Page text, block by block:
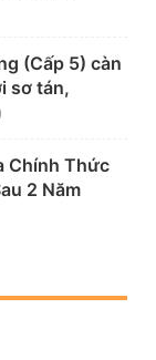
(Cấp 5) càn
sơ tán,
Chính Thức
2 Năm